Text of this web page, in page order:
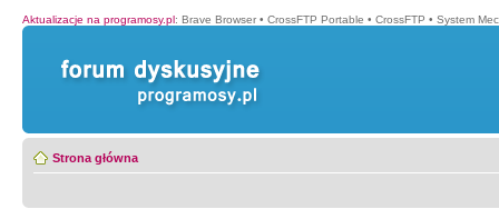
Aktualizacje na programosy.pl: Brave Browser • CrossFTP Portable • CrossFTP • System
Strona główna